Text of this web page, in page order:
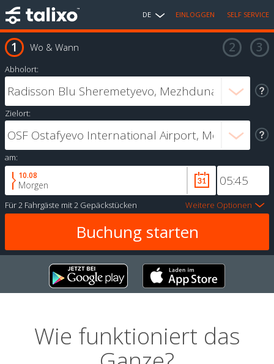
DE EINLOGGEN SELF SERVICE
Wo & Wann
Abholort:
Zielort:
am:
10.08
Morgen
Für2 Fahrgäste mit2 Gepäckstücken Weitere Optionen
Wie funktioniert das